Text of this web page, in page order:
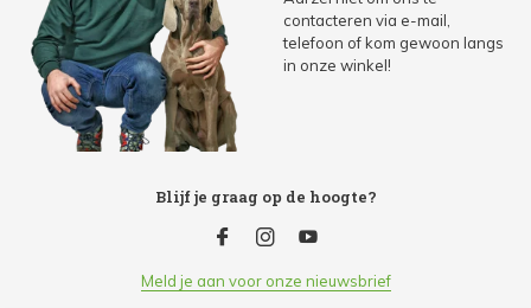
contacteren via e-mail,
telefoon of kom gewoon langs
in onze winkel!
Blijf je graag op de hoogte?
Meld je aan voor onze nieuwsbrief